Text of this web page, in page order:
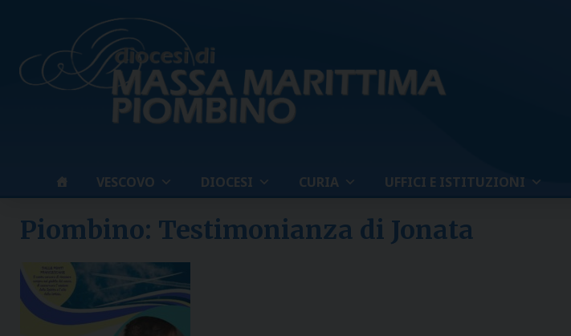
VESCOVO DIOCESI CURIA UFFICI E ISTITUZIONI
Piombino: Testimonianza di Jonata